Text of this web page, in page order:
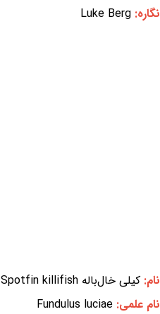
نگاره: Luke Berg
نام: کیلی خال‌باله Spotfin killifish
نام علمی: Fundulus luciae